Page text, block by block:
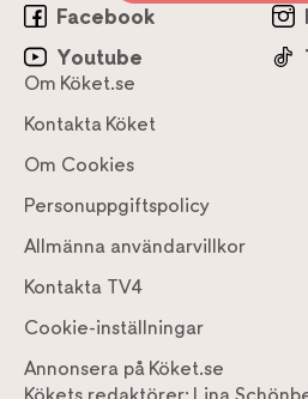
Facebook
Youtube
Om Köket.se
Kontakta Köket
Om Cookies
Personuppgiftspolicy
Allmänna användarvillkor
Kontakta TV4
Cookie-inställningar
Annonsera på Köket.se